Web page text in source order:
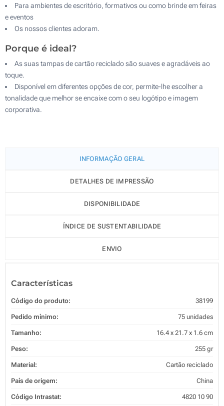
Para ambientes de escritório, formativos ou como brinde em feiras
e eventos
Os nossos clientes adoram.
Porque é ideal?
As suas tampas de cartão reciclado são suaves e agradáveis ao
toque.
Disponível em diferentes opções de cor, permite-lhe escolher a
tonalidade que melhor se encaixe com o seu logótipo e imagem
corporativa.
INFORMAÇÃO GERAL
DETALHES DE IMPRESSÃO
DISPONIBILIDADE
ÍNDICE DE SUSTENTABILIDADE
ENVIO
Características
Código do produto: 38199
Pedido mínimo: 75 unidades
Tamanho: 16.4 x 21.7 x 1.6 cm
Peso: 255 gr
Material: Cartão reciclado
País de origem: China
Código Intrastat: 4820 10 90